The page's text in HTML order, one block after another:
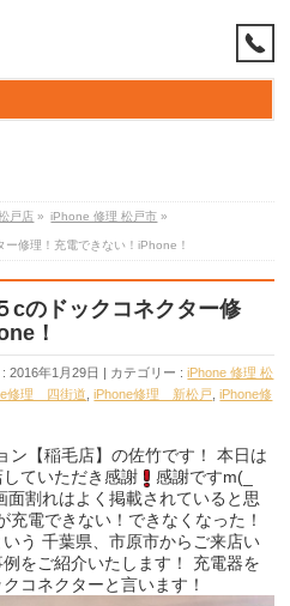
戸店 » iPhone 修理 松戸市 »
修理！充電できない！iPhone！
cのドックコネクター修
！
2016年1月29日 カテゴリー :iPhone 修理 松
修理 四街道 ,iPhone修理 新松戸 ,iPhone修
ン【稲毛店】の佐竹です！ 本日は
ていただき感謝
感謝ですm(_
面割れはよく掲載されていると思
電できない！できなくなった！
う 千葉県、市原市からご来店い
をご紹介いたします！ 充電器を
コネクターと言います！